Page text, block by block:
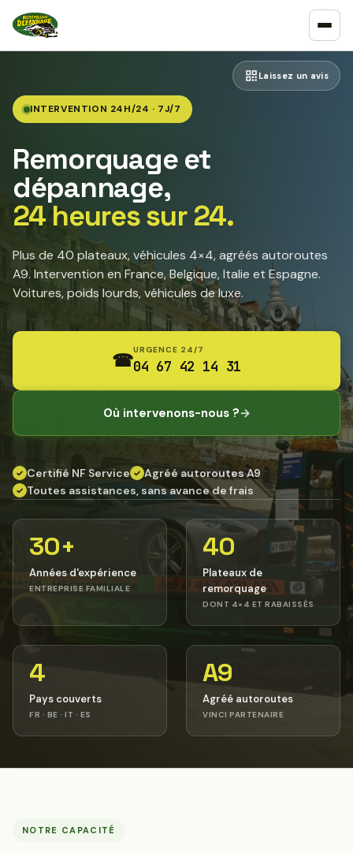
Laissez un avis
INTERVENTION 24H/24 · 7J/7
Remorquage et
dépannage,
24 heures sur 24.
Plus de 40 plateaux, véhicules 4×4, agréés autoroutes
A9. Intervention en France, Belgique, Italie et Espagne.
Voitures, poids lourds, véhicules de luxe.
☎URGENCE 24/7
04 67 42 14 31
Où intervenons-nous ?→
✓ Certifié NF Service ✓ Agréé autoroutes A9
✓ Toutes assistances, sans avance de frais
30+
Années d'expérience
ENTREPRISE FAMILIALE
40
Plateaux de
remorquage
DONT 4×4 ET RABAISSÉS
4
Pays couverts
FR · BE · IT · ES
A9
Agréé autoroutes
VINCI PARTENAIRE
NOTRE CAPACITÉ